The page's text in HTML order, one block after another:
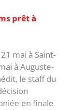
prêt à
mai à Saint-
à Auguste-
le staff du
en finale